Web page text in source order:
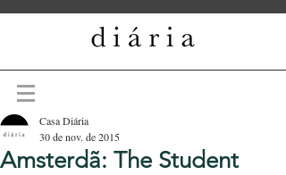
Amsterdã: The Student
Casa Diária
30 de nov. de 2015